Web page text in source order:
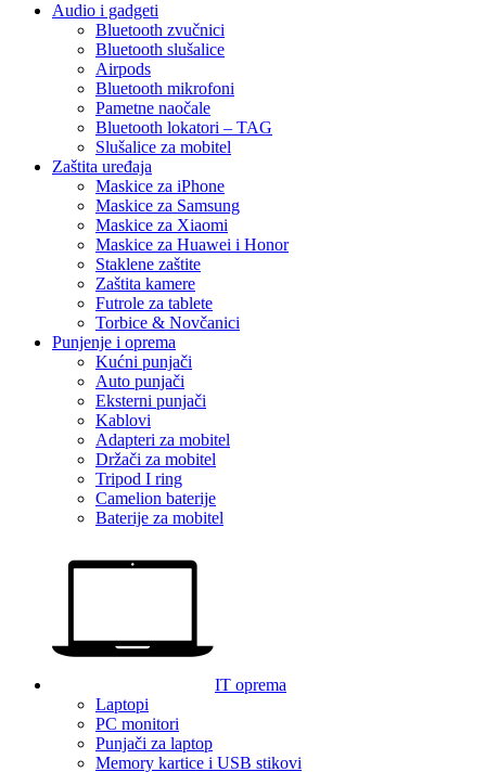
Audio i gadgeti
Bluetooth zvučnici
Bluetooth slušalice
Airpods
Bluetooth mikrofoni
Pametne naočale
Bluetooth lokatori – TAG
Slušalice za mobitel
Zaštita uređaja
Maskice za iPhone
Maskice za Samsung
Maskice za Xiaomi
Maskice za Huawei i Honor
Staklene zaštite
Zaštita kamere
Futrole za tablete
Torbice & Novčanici
Punjenje i oprema
Kućni punjači
Auto punjači
Eksterni punjači
Kablovi
Adapteri za mobitel
Držači za mobitel
Tripod I ring
Camelion baterije
Baterije za mobitel
IT oprema
Laptopi
PC monitori
Punjači za laptop
Memory kartice i USB stikovi